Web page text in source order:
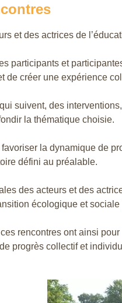
et des actrices de
participants et
de créer une expérience
suivent, des
la thématique choisie.
la dynamique de
défini au préalable.
des acteurs et des
écologique et sociale
rencontres ont ainsi
progrès collectif et